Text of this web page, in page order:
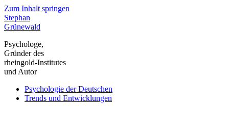
Zum Inhalt springen
Stephan
Grünewald
Psychologe,
Gründer des
rheingold-Institutes
und Autor
Psychologie der Deutschen
Trends und Entwicklungen